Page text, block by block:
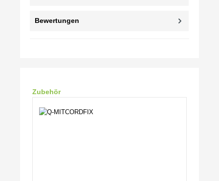
Bewertungen
Produktgalerie überspringen
Zubehör